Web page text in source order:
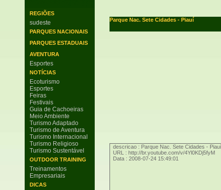
REGIÕES
sudeste
PARQUES NACIONAIS
PARQUES ESTADUAIS
AVENTURA
Esportes
NOTÍCIAS
Ecoturismo
Esportes
Feiras
Festivais
Guia de Cachoeiras
Meio Ambiente
Turismo Adaptado
Turismo de Aventura
Turismo Internacional
Turismo Religioso
Turismo Sustentável
OUTDOOR TRAINING
Treinamentos
Empresariais
DICAS
Parque Nac. Sete Cidades - Piauí
descricao : Parque Nac. Sete Cidades - Piauí
URL : http://br.youtube.com/v/4Yl0KDj5fyM
Data : 2008-07-24 15:49:01